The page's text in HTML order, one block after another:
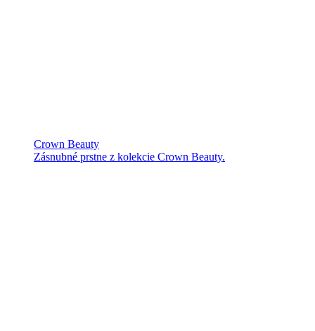
Crown Beauty
Zásnubné prstne z kolekcie Crown Beauty.